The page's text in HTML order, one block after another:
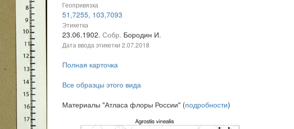
Геопривязка
51,7255, 103,7093
Этикетка
23.06.1902. Собр. Бородин И.
Дата ввода этикетки 2.07.2018
Полная карточка
Все образцы этого вида
Материалы "Атласа флоры России" (подробности)